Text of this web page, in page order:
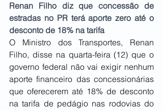
Renan Filho diz que concessão de
estradas no PR terá aporte zero até o
desconto de 18% na tarifa
O Ministro dos Transportes, Renan
Filho, disse na quarta-feira (12) que o
governo federal não vai exigir nenhum
aporte financeiro das concessionárias
que oferecerem até 18% de desconto
na tarifa de pedágio nas rodovias do